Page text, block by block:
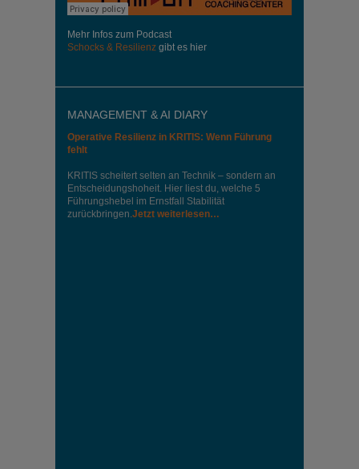
Mehr Infos zum Podcast
Schocks & Resilienz gibt es hier
MANAGEMENT & AI DIARY
Operative Resilienz in KRITIS: Wenn Führung
fehlt
KRITIS scheitert selten an Technik – sondern an
Entscheidungshoheit. Hier liest du, welche 5
Führungshebel im Ernstfall Stabilität
zurückbringen.Jetzt weiterlesen…